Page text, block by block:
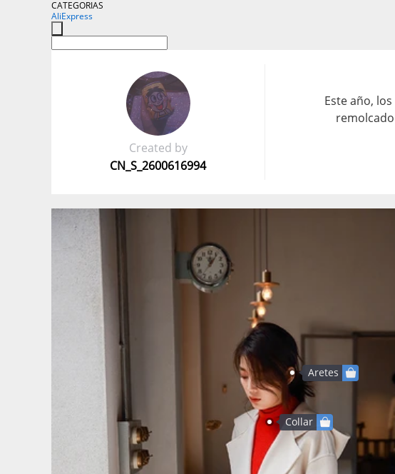
CATEGORIAS
AliExpress
Created by
CN_S_2600616994
Este año,
Collar
Aretes